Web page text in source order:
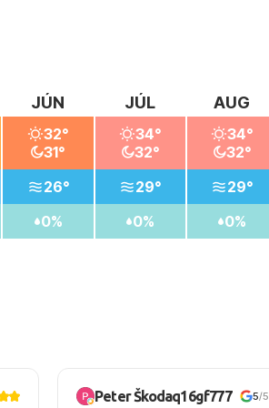
JÚN
32°
31°
26°
0%
JÚL
34°
32°
29°
0%
AUG
34°
32°
29°
0%
Peter Škodaq16gf777 5/5